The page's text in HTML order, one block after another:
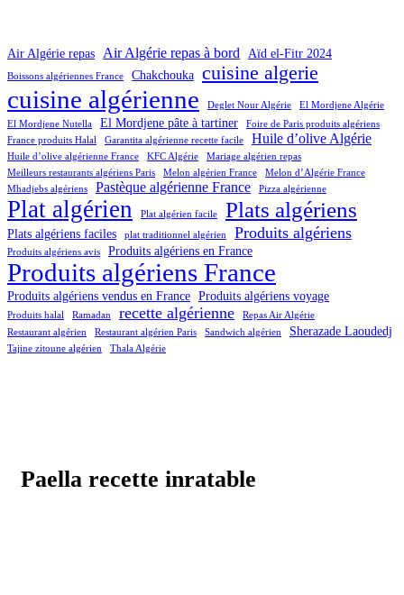
Air Algérie repas Air Algérie repas à bord Aïd el-Fitr 2024
Boissons algériennes France Chakchouka cuisine algerie
cuisine algérienne Deglet Nour Algérie
El Mordjene Algérie
El Mordjene Nutella
El Mordjene pâte à tartiner
Foire de Paris produits algériens
France produits Halal
Garantita algérienne recette facile Huile d’olive Algérie
Huile d’olive algérienne France KFC Algérie
Mariage algérien repas
Meilleurs restaurants algériens Paris
Melon algérien France
Melon d’Algérie France
Mhadjebs algériens
Pastèque algérienne France Pizza algérienne
Plat algérien Plat algérien facile Plats algériens
Plats algériens faciles plat traditionnel algérien Produits algériens
Produits algériens avis Produits algériens en France
Produits algériens France
Produits algériens vendus en France Produits algériens voyage
Produits halal Ramadan recette algérienne
Repas Air Algérie
Restaurant algérien
Restaurant algérien Paris Sandwich algérien Sherazade Laoudedj
Tajine zitoune algérien Thala Algérie
Paella recette inratable